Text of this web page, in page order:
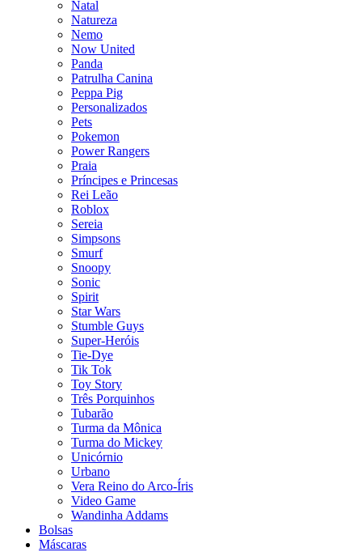
Natal
Natureza
Nemo
Now United
Panda
Patrulha Canina
Peppa Pig
Personalizados
Pets
Pokemon
Power Rangers
Praia
Príncipes e Princesas
Rei Leão
Roblox
Sereia
Simpsons
Smurf
Snoopy
Sonic
Spirit
Star Wars
Stumble Guys
Super-Heróis
Tie-Dye
Tik Tok
Toy Story
Três Porquinhos
Tubarão
Turma da Mônica
Turma do Mickey
Unicórnio
Urbano
Vera Reino do Arco-Íris
Video Game
Wandinha Addams
Bolsas
Máscaras